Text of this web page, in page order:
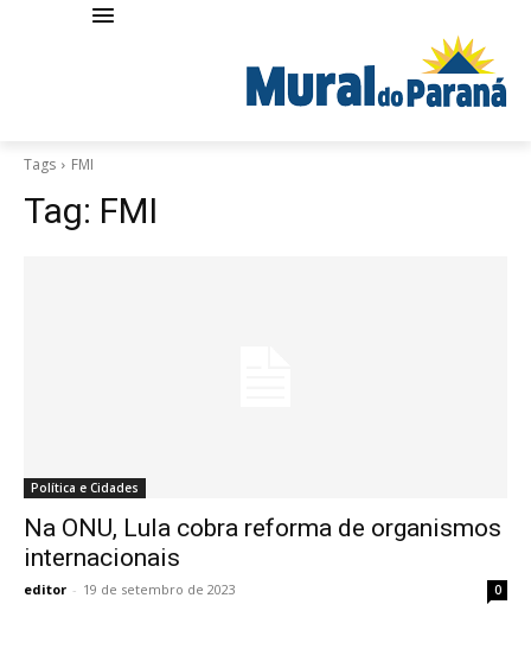
Tags FMI
Tag: FMI
Política e Cidades
Na ONU, Lula cobra reforma de organismos
internacionais
editor - 19 de setembro de 2023 0